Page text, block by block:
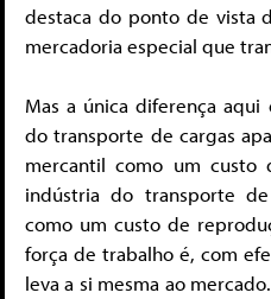
destaca do ponto de vista
mercadoria especial que
Mas a única diferença
do transporte de cargas
mercantil como um custo
indústria do transporte
como um custo de
força de trabalho é, com
leva a si mesma ao